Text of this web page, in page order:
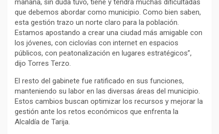
mañana, sin duda tuvo, tiene y tendrá muchas dificultadas
que debemos abordar como municipio. Como bien saben,
esta gestión trazo un norte claro para la población.
Estamos apostando a crear una ciudad más amigable con
los jóvenes, con ciclovías con internet en espacios
públicos, con peatonalización en lugares estratégicos”,
dijo Torres Terzo.
El resto del gabinete fue ratificado en sus funciones,
manteniendo su labor en las diversas áreas del municipio.
Estos cambios buscan optimizar los recursos y mejorar la
gestión ante los retos económicos que enfrenta la
Alcaldía de Tarija.